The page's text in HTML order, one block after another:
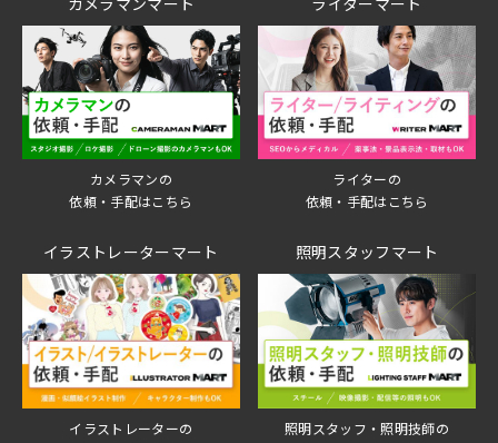
カメラマンの
依頼・手配はこちら
ライターの
依頼・手配はこちら
イラストレーターマート
イラストレーターの
照明スタッフマート
照明スタッフ・照明技師の